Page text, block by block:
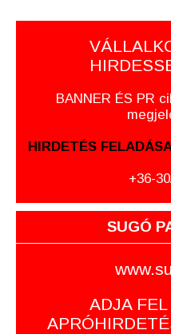
BANNER ÉS PR
HIRDETÉS
+36-
SUGÓ
ADJA